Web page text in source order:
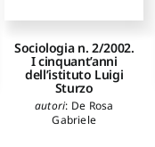
Sociologia n. 2/2002.
I cinquant’anni
dell’istituto Luigi
Sturzo
autori: De Rosa
Gabriele